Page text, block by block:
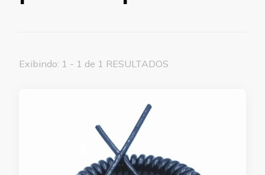
Exibindo: 1 - 1 de 1 RESULTADOS